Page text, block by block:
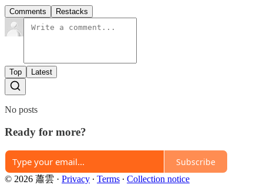
Comments Restacks
Top Latest
No posts
Ready for more?
Subscribe
© 2026 蕭雲 · Privacy ∙ Terms ∙ Collection notice